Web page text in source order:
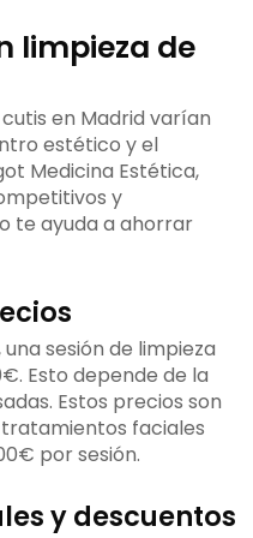
limpieza de
en Madrid varían
estético y el
Medicina Estética,
y
te ayuda a ahorrar
sesión de limpieza
Esto depende de la
Estos precios son
tratamientos faciales
por sesión.
y descuentos